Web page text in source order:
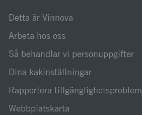
Detta är Vinnova
Arbeta hos oss
Så behandlar vi personuppgifter
Dina kakinställningar
Rapportera tillgänglighetsproblem
Webbplatskarta